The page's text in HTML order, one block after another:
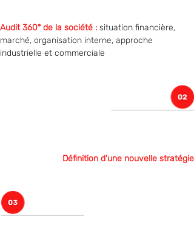
Audit 360° de la société : situation financière,
marché, organisation interne, approche
industrielle et commerciale
Définition d'une nouvelle stratégie